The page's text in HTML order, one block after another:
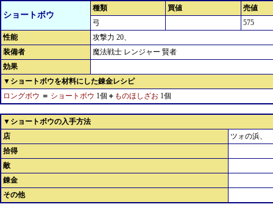
ショートボウ
種類 買値
売値
弓
575
性能
攻撃力 20、
装備者
魔法戦士 レンジャー 賢者
効果
▼ショートボウを材料にした錬金レシピ
ロングボウ ＝ ショートボウ 1個 ＋ ものほしざお 1個
▼ショートボウの入手方法
店
ツォの浜、
拾得
敵
錬金
その他